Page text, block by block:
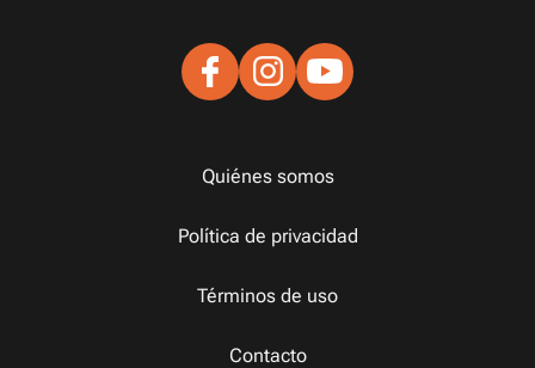
Quiénes somos
Política de privacidad
Términos de uso
Contacto